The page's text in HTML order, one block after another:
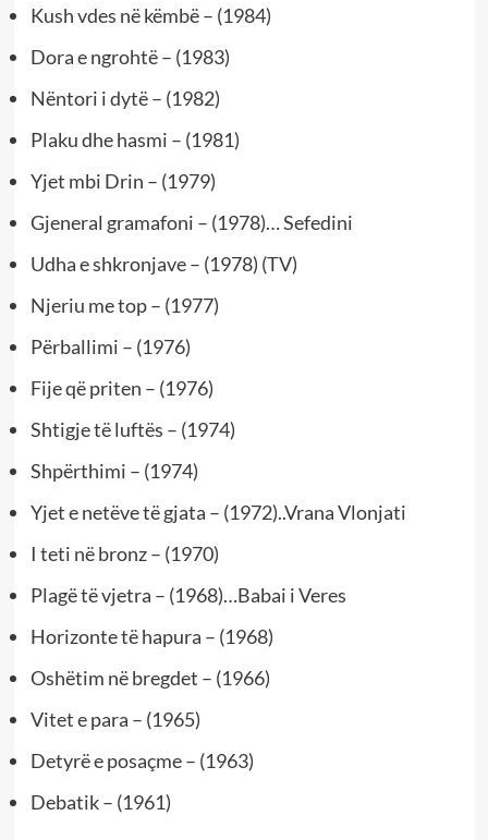
Kush vdes në këmbë – (1984)
Dora e ngrohtë – (1983)
Nëntori i dytë – (1982)
Plaku dhe hasmi – (1981)
Yjet mbi Drin – (1979)
Gjeneral gramafoni – (1978)… Sefedini
Udha e shkronjave – (1978) (TV)
Njeriu me top – (1977)
Përballimi – (1976)
Fije që priten – (1976)
Shtigje të luftës – (1974)
Shpërthimi – (1974)
Yjet e netëve të gjata – (1972)..Vrana Vlonjati
I teti në bronz – (1970)
Plagë të vjetra – (1968)…Babai i Veres
Horizonte të hapura – (1968)
Oshëtim në bregdet – (1966)
Vitet e para – (1965)
Detyrë e posaçme – (1963)
Debatik – (1961)